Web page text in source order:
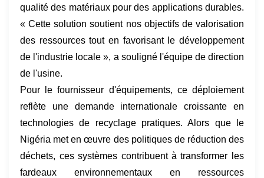
qualité des matériaux pour des applications durables.
« Cette solution soutient nos objectifs de valorisation
des ressources tout en favorisant le développement
de l'industrie locale », a souligné l'équipe de direction
de l'usine.
Pour le fournisseur d'équipements, ce déploiement
reflète une demande internationale croissante en
technologies de recyclage pratiques. Alors que le
Nigéria met en œuvre des politiques de réduction des
déchets, ces systèmes contribuent à transformer les
fardeaux environnementaux en ressources